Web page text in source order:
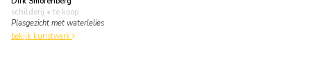
schilderij • te koop
Plasgezicht met waterlelies
bekijk kunstwerk